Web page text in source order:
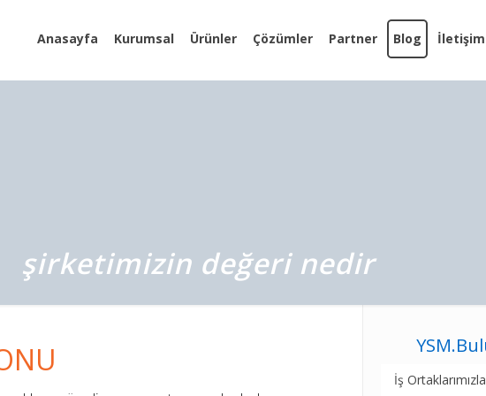
Anasayfa Kurumsal Ürünler Çözümler Partner Blog İletişim
şirketimizin değeri nedir
İş